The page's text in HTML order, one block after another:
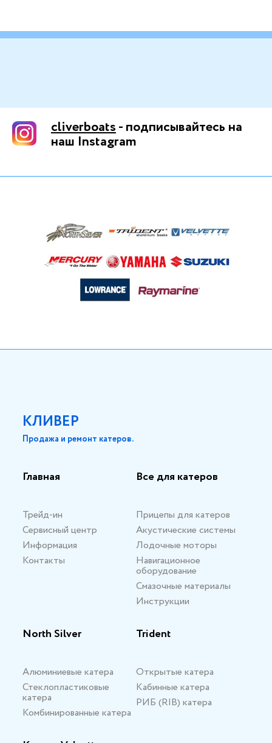
cliverboats- подписывайтесь на
наш Instagram
КЛИВЕР
Продажа и ремонт катеров.
Главная
Трейд-ин
Сервисный центр
Информация
Контакты
Все для катеров
Прицепы для катеров
Акустические системы
Лодочные моторы
Навигационное
оборудование
Смазочные материалы
Инструкции
North Silver
Алюминиевые катера
Стеклопластиковые
катера
Комбинированные катера
Trident
Открытые катера
Кабинные катера
РИБ (RIB) катера